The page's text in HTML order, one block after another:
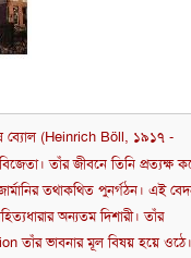
ব্যোল (Heinrich Böll, ১৯১৭ -
তাঁর জীবনে তিনি প্রত্যক্ষ
তথাকথিত পুনর্গঠন। এই
অন্যতম দিশারী। তাঁর
তাঁর ভাবনার মূল বিষয় হয়ে ওঠে।